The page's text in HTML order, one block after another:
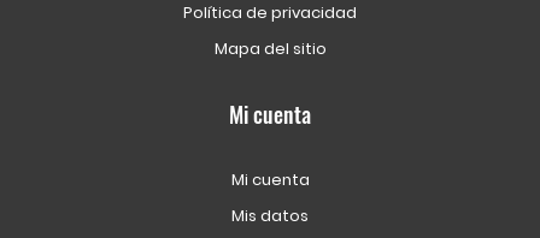
Política de privacidad
Mapa del sitio
Mi cuenta
Mi cuenta
Mis datos